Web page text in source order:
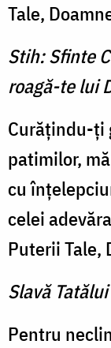
Tale,
Stih: Sfinte
roagă-te lui
Curăţindu-ţi
patimilor,
cu
celei
Puterii Tale,
Slavă
Pentru